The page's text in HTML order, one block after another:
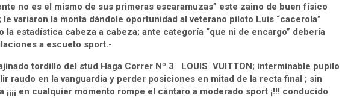
no es el mismo de sus primeras escaramuzas” este zaino de buen físico
variaron la monta dándole oportunidad al veterano piloto Luis “cacerola”
la estadística cabeza a cabeza; ante categoría “que ni de encargo” debería
a escueto sport.-
tordillo del stud Haga Correr Nº 3 LOUIS VUITTON; interminable pupilo
raudo en la vanguardia y perder posiciones en mitad de la recta final ; sin
en cualquier momento rompe el cántaro a moderado sport ¡!!! conducido